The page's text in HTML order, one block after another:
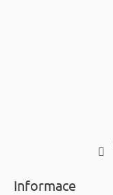
Informace